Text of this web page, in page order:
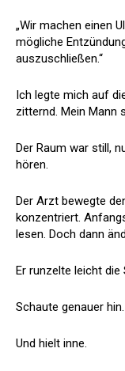
„Wir machen einen
mögliche
auszuschließen.“
Ich legte mich auf
zitternd. Mein Mann
Der Raum war still,
hören.
Der Arzt bewegte
konzentriert.
lesen. Doch dann
Er runzelte leicht die
Schaute genauer hin.
Und hielt inne.